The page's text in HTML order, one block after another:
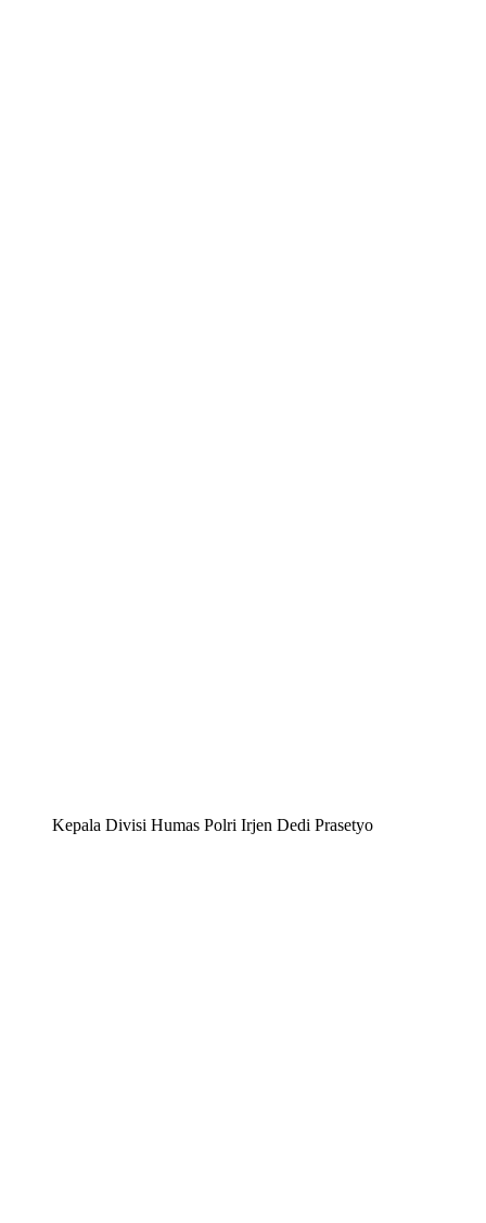
Kepala Divisi Humas Polri Irjen Dedi Prasetyo